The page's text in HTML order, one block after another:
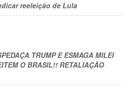
reeleição de Lula
TRUMP E ESMAGA MILEI
O BRASIL!! RETALIAÇÃO